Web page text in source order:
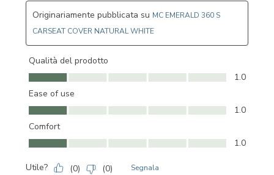
Originariamente pubblicata su MC EMERALD 360 S
CARSEAT COVER NATURAL WHITE
Qualità del prodotto
Qualità del prodotto, 1.0 su 5
1.0
Ease of use
Ease of use, 1.0 su 5
1.0
Comfort
Comfort, 1.0 su 5
1.0
Utile? (0) (0) Segnala